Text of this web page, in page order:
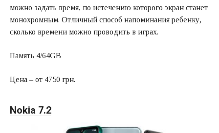
можно задать время, по истечению которого экран станет
монохромным. Отличный способ напоминания ребенку,
сколько времени можно проводить в играх.
Память 4/64GB
Цена – от 4750 грн.
Nokia 7.2